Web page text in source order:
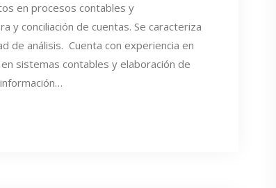
en procesos contables y
y conciliación de cuentas. Se caracteriza
de análisis. Cuenta con experiencia en
sistemas contables y elaboración de